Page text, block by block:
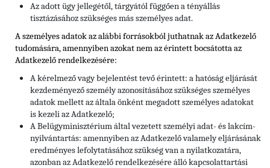
Az adott ügy jellegétől, tárgyától függően a tényállás
tisztázásához szükséges más személyes adat.
A személyes adatok az alábbi forrásokból juthatnak az Adatkezelő
tudomására, amennyiben azokat nem az érintett bocsátotta az
Adatkezelő rendelkezésére:
A kérelmező vagy bejelentést tevő érintett: a hatóság eljárását
kezdeményező személy azonosításához szükséges személyes
adatok mellett az általa önként megadott személyes adatokat
is kezeli az Adatkezelő;
A Belügyminisztérium által vezetett személyi adat- és lakcím-
nyilvántartás: amennyiben az Adatkezelő valamely eljárásának
eredményes lefolytatásához szükség van a nyilatkozatára,
azonban az Adatkezelő rendelkezésére álló kapcsolattartási